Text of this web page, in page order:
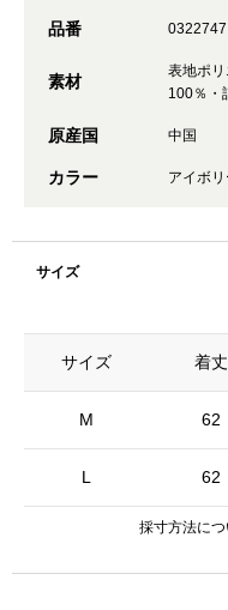
品番 0322747
素材
表地ポ
100％・
原産国 中国
カラー アイボ
サイズ
サイズ
M
L
着丈
62
62
採寸方法に